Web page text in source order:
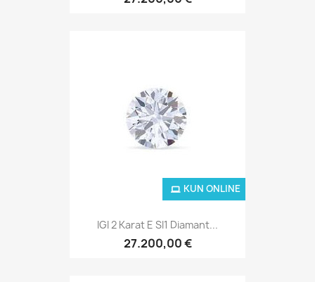
IGI 2 Karat E SI1 Diamant...
27.200,00 €
KUN ONLINE